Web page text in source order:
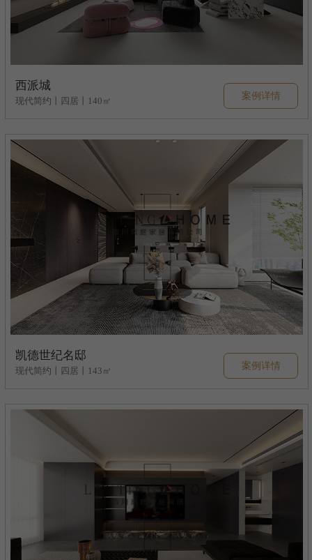
西派城
现代简约丨四居丨140㎡ 案例详情
凯德世纪名邸
现代简约丨四居丨143㎡ 案例详情